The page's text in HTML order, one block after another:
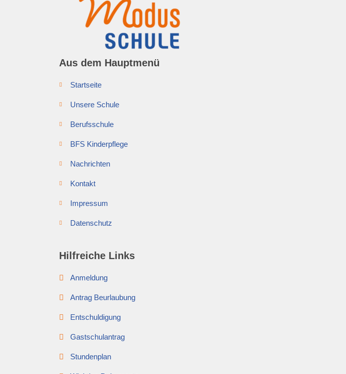
Aus dem Hauptmenü
Startseite
Unsere Schule
Berufsschule
BFS Kinderpflege
Nachrichten
Kontakt
Impressum
Datenschutz
Hilfreiche Links
Anmeldung
Antrag Beurlaubung
Entschuldigung
Gastschulantrag
Stundenplan